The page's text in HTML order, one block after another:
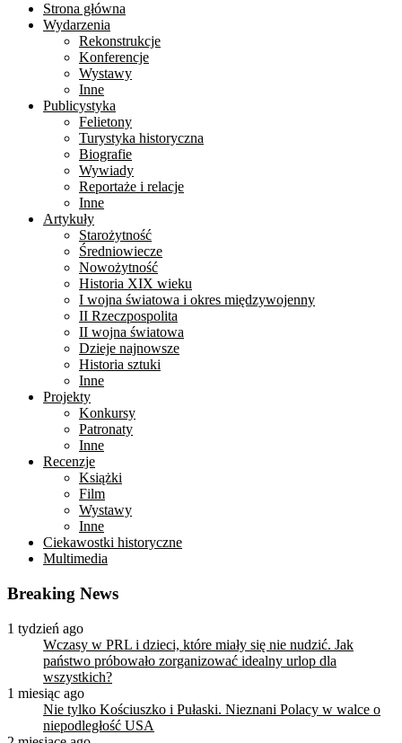
Strona główna
Wydarzenia
Rekonstrukcje
Konferencje
Wystawy
Inne
Publicystyka
Felietony
Turystyka historyczna
Biografie
Wywiady
Reportaże i relacje
Inne
Artykuły
Starożytność
Średniowiecze
Nowożytność
Historia XIX wieku
I wojna światowa i okres międzywojenny
II Rzeczpospolita
II wojna światowa
Dzieje najnowsze
Historia sztuki
Inne
Projekty
Konkursy
Patronaty
Inne
Recenzje
Książki
Film
Wystawy
Inne
Ciekawostki historyczne
Multimedia
Breaking News
1 tydzień ago
Wczasy w PRL i dzieci, które miały się nie nudzić. Jak
państwo próbowało zorganizować idealny urlop dla
wszystkich?
1 miesiąc ago
Nie tylko Kościuszko i Pułaski. Nieznani Polacy w walce o
niepodległość USA